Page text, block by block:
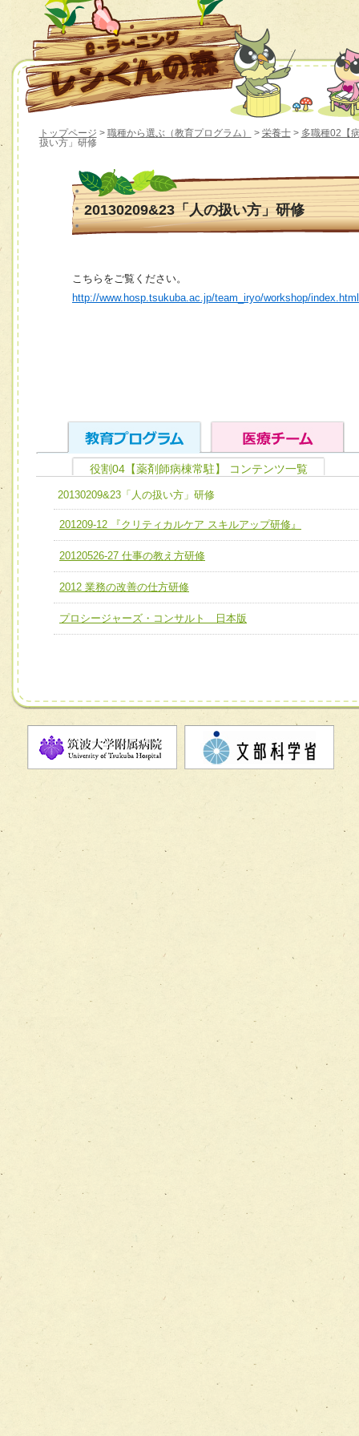
トップページ > 職種から選ぶ（教育プログラム） > 栄養士> 多職種02【
扱い方」研修
20130209&23「人の扱い方」研修
こちらをご覧ください。
http://www.hosp.tsukuba.ac.jp/team_iryo/workshop/
ユニット１ 医療人としての基礎能力
全人的医療を実践する医療人として、必要な基礎能力を身
ける
ユニット２ チーム医療構成力
ユニット３ 多職種連携力
他職種の視点とスキルを学び、相互理解と連携を深める
チーム01【病院内横断的問題解決チーム】
チーム02【地域医療連携推進による高度医療を必要とする
宅患者等支援チーム】
チーム03【癌患者服薬サポートチーム】
チーム04【口腔ケアチーム】
チーム07【病院職員に対する院内感染対策教育チーム】
チーム08【地域関係機関と連携した小児リハビリテーショ
チーム】
チーム09【術前から始める周術期リハビリテーションチー
ム】
チーム10【包括的リハビリテーションコンサルテーション
チーム12【こどもの食育支援チーム】
役割04【薬剤師病棟常駐】 コンテンツ一覧
20130209&23「人の扱い方」研修
201209-12 『クリティカルケア スキルアップ研修』
20120526-27 仕事の教え方研修
2012 業務の改善の仕方研修
プロシージャーズ・コンサルト 日本版